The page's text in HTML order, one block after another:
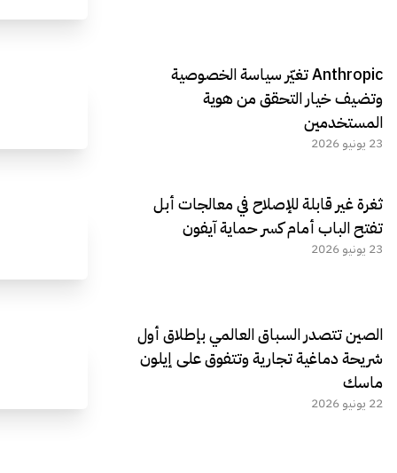
Anthropic تغيّر سياسة الخصوصية
وتضيف خيار التحقق من هوية
المستخدمين
23 يونيو 2026
ثغرة غير قابلة للإصلاح في معالجات أبل
تفتح الباب أمام كسر حماية آيفون
23 يونيو 2026
الصين تتصدر السباق العالمي بإطلاق أول
شريحة دماغية تجارية وتتفوق على إيلون
ماسك
22 يونيو 2026